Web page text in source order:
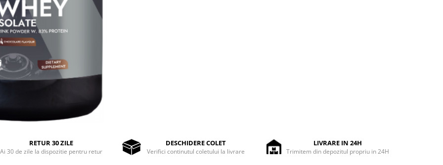
RETUR 30 ZILE
Ai 30 de zile la dispozitie pentru retur
DESCHIDERE COLET
Verifici continutul coletului la livrare
LIVRARE IN 24H
Trimitem din depozitul propriu in 24H